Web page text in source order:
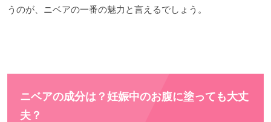
うのが、ニベアの一番の魅力と言えるでしょう。
ニベアの成分は？妊娠中のお腹に塗っても大丈
夫？